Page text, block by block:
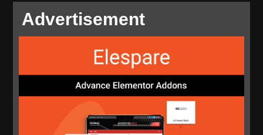
Advertisement